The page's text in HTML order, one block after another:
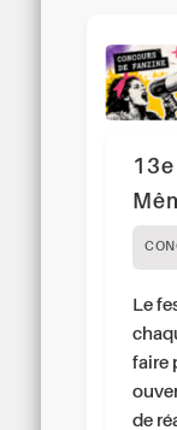
Le
faire
de